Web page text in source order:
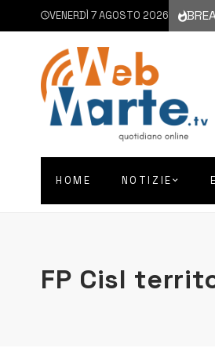
VENERDÌ 7 AGOSTO 20267 AGOSTO
HOME NOTIZIE
FP Cisl